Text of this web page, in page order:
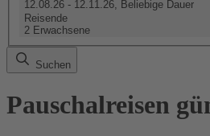
12.08.26 - 12.11.26, Beliebige Dauer
Reisende
2 Erwachsene
Suchen
Pauschalreisen